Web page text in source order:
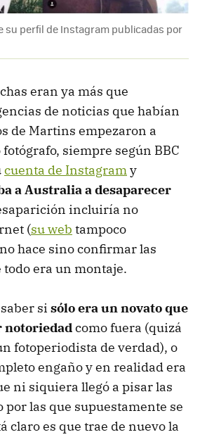
su perfil de Instagram publicadas por
eran ya más que
de noticias que habían
de Martins empezaron a
siempre según BBC
cuenta de Instagramy
a Australia a desaparecer
incluiría no
(su web tampoco
hace sino confirmar las
todo era un montaje.
si sólo era un novato que
notoriedadcomo fuera (quizá
fotoperiodista de verdad), o
engaño y en realidad era
ni siquiera llegó a pisar las
por las que supuestamente se
claro es que trae de nuevo la